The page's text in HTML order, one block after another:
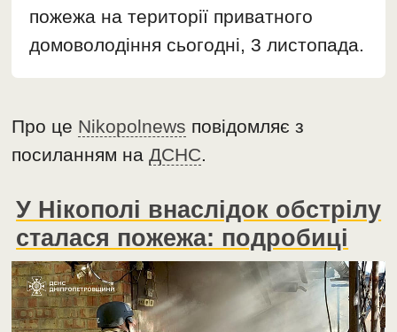
пожежа на території приватного
домоволодіння сьогодні, 3 листопада.
Про це Nikopolnews повідомляє з
посиланням наДСНС.
У Нікополі внаслідок обстрілу
сталася пожежа: подробиці